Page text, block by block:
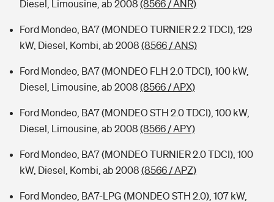
Diesel, Limousine, ab 2008 (8566 / ANR)
Ford Mondeo, BA7 (MONDEO TURNIER 2.2 TDCI), 129
kW, Diesel, Kombi, ab 2008 (8566 / ANS)
Ford Mondeo, BA7 (MONDEO FLH 2.0 TDCI), 100 kW,
Diesel, Limousine, ab 2008 (8566 / APX)
Ford Mondeo, BA7 (MONDEO STH 2.0 TDCI), 100 kW,
Diesel, Limousine, ab 2008 (8566 / APY)
Ford Mondeo, BA7 (MONDEO TURNIER 2.0 TDCI), 100
kW, Diesel, Kombi, ab 2008 (8566 / APZ)
Ford Mondeo, BA7-LPG (MONDEO STH 2.0), 107 kW,